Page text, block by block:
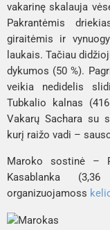
vakarinę skalauja
Pakrantėmis
giraitėmis ir
laukais. Tačiau
dykumos (50 %).
veikia nedidelis
Tubkalio kalnas
Vakarų Sachara su
kurį raižo vadi –
Maroko sostinė –
Kasablanka
organizuojamoss